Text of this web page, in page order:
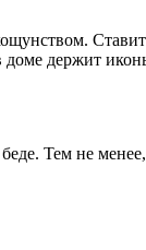
держит
беде. Тем не